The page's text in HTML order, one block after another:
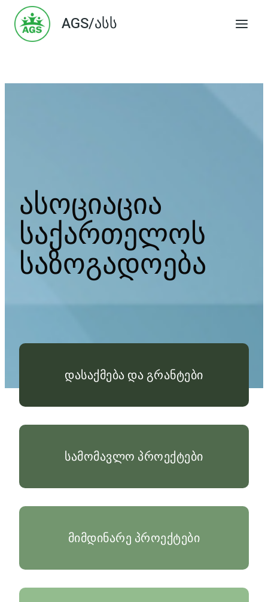
Skip
content
AGS/ასს
ასოციაცია
საქართელოს
საზოგადოება
დასაქმება და გრანტები
სამომავლო პროექტები
მიმდინარე პროექტები